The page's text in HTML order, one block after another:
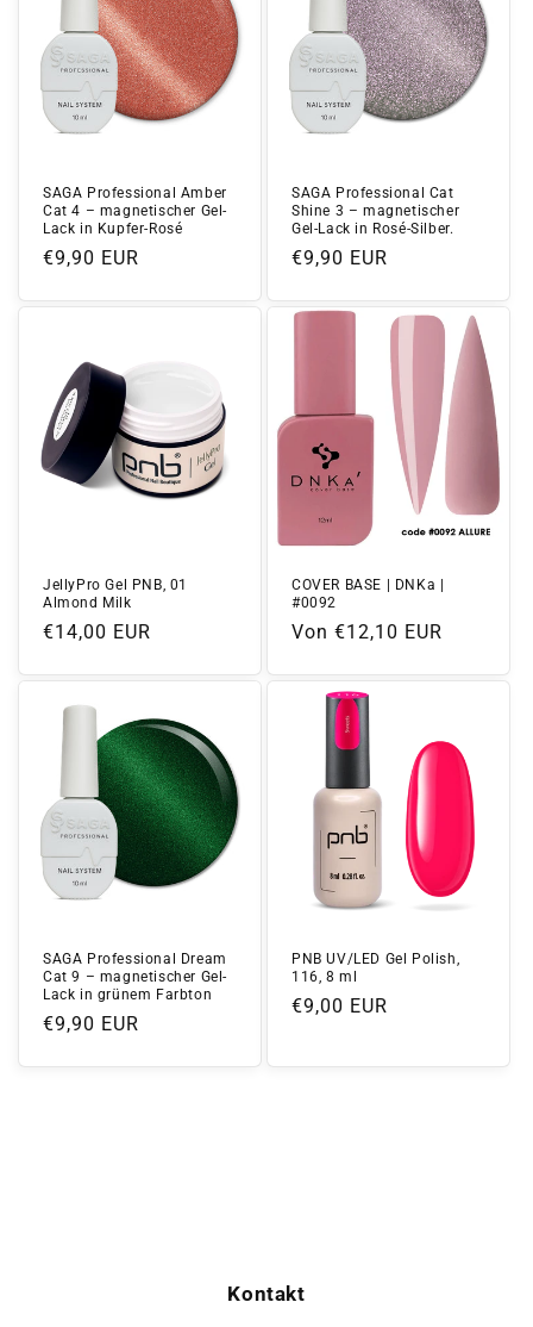
SAGA Professional Amber
Cat 4 – magnetischer Gel-
Lack in Kupfer-Rosé
Normaler
€9,90 EUR
SAGA Professional Cat
Shine 3 – magnetischer
Gel-Lack in Rosé-Silber.
Normaler
€9,90 EUR
JellyPro Gel PNB, 01
Almond Milk
Normaler
€14,00 EUR
COVER BASE | DNKa |
#0092
Normaler
Von €12,10 EUR
SAGA Professional Dream
Cat 9 – magnetischer Gel-
Lack in grünem Farbton
Normaler
€9,90 EUR
PNB UV/LED Gel Polish,
116, 8 ml
Normaler
€9,00 EUR
Kontakt